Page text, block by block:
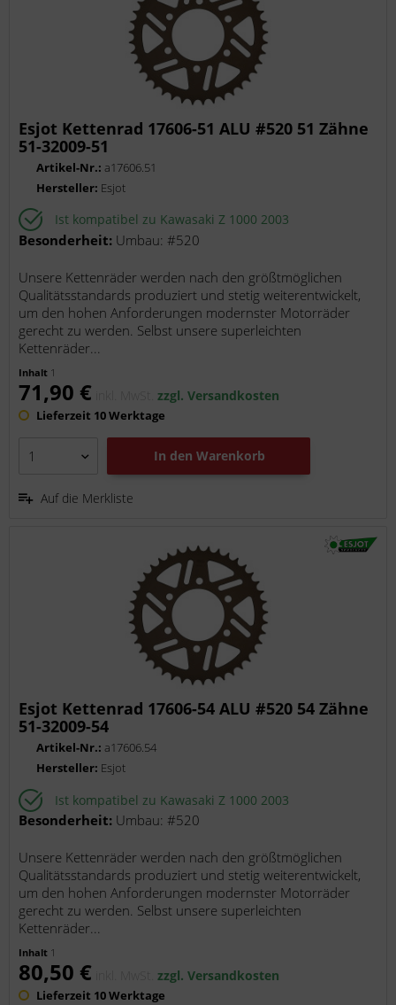
Esjot Kettenrad 17606-51 ALU #520 51 Zähne
51-32009-51
Artikel-Nr.: a17606.51
Hersteller: Esjot
Ist kompatibel zu Kawasaki Z 1000 2003
Besonderheit: Umbau: #520
Unsere Kettenräder werden nach den größtmöglichen
Qualitätsstandards produziert und stetig weiterentwickelt,
um den hohen Anforderungen modernster Motorräder
gerecht zu werden. Selbst unsere superleichten
Kettenräder...
Inhalt 1
71,90 € inkl. MwSt.zzgl. Versandkosten
Lieferzeit 10 Werktage
In den Warenkorb
Auf die Merkliste
Esjot Kettenrad 17606-54 ALU #520 54 Zähne
51-32009-54
Artikel-Nr.: a17606.54
Hersteller: Esjot
Ist kompatibel zu Kawasaki Z 1000 2003
Besonderheit: Umbau: #520
Unsere Kettenräder werden nach den größtmöglichen
Qualitätsstandards produziert und stetig weiterentwickelt,
um den hohen Anforderungen modernster Motorräder
gerecht zu werden. Selbst unsere superleichten
Kettenräder...
Inhalt 1
80,50 € inkl. MwSt.zzgl. Versandkosten
Lieferzeit 10 Werktage